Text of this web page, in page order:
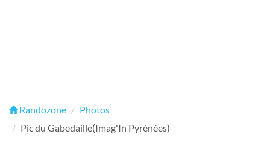
Randozone
Photos
Pic du Gabedaille(Imag'In Pyrénées)